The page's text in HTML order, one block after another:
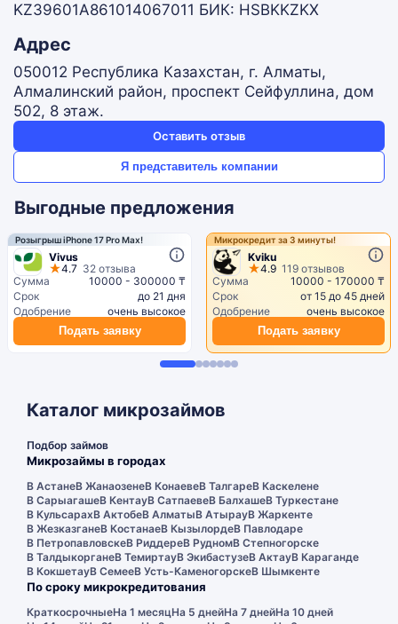
KZ39601A861014067011 БИК: HSBKKZKX
Адрес
050012 Республика Казахстан, г. Алматы,
Алмалинский район, проспект Сейфуллина, дом
502, 8 этаж.
Оставить отзыв
Я представитель компании
Выгодные предложения
Розыгрыш iPhone 17 Pro Max!
Vivus
4.7 32 отзыва
Сумма
10000 - 300000 ₸
Срок
до 21 дня
Одобрение
очень высокое
Подать заявку
Микрокредит за 3 минуты!
Kviku
4.9 119 отзывов
Сумма
10000 - 170000 ₸
Срок
от 15 до 45 дней
Одобрение
очень высокое
Подать заявку
Каталог микрозаймов
Подбор займов
Микрозаймы в городах
В АстанеВ ЖанаозенеВ КонаевеВ ТалгареВ Каскелене
В СарыагашеВ КентауВ СатпаевеВ БалхашеВ Туркестане
В КульсарахВ АктобеВ АлматыВ АтырауВ Жаркенте
В ЖезказганеВ КостанаеВ КызылордеВ Павлодаре
В ПетропавловскеВ РиддереВ РудномВ Степногорске
В ТалдыкорганеВ ТемиртауВ ЭкибастузеВ АктауВ Караганде
В КокшетауВ СемееВ Усть-КаменогорскеВ Шымкенте
По сроку микрокредитования
КраткосрочныеНа 1 месяцНа 5 днейНа 7 днейНа 10 дней